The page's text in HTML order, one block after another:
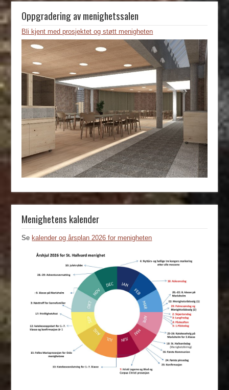
Oppgradering av menighetssalen
Bli kjent med prosjektet og støtt menigheten
Menighetens kalender
Sekalender og årsplan 2026 for menigheten